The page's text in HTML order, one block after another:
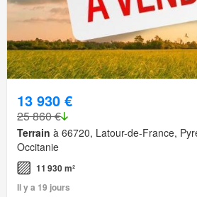
13 930 €
25 860 €
Terrain à 66720, Latour-de-France,
Occitanie
11 930 m²
Il y a 19 jours